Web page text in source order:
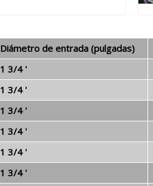
Diámetro de entrada (pulgadas)
1 3/4 '
1 3/4 '
1 3/4 '
1 3/4 '
1 3/4 '
1 3/4 '